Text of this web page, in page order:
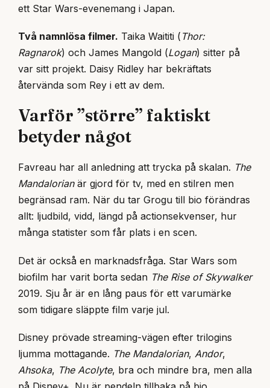
ett Star Wars-evenemang i Japan.
Två namnlösa filmer. Taika Waititi ( Thor:
Ragnarok) och James Mangold (Logan) sitter på
var sitt projekt. Daisy Ridley har bekräftats
återvända som Rey i ett av dem.
Varför ”större” faktiskt
betyder något
Favreau har all anledning att trycka på skalan. The
Mandalorianär gjord för tv, med en stilren men
begränsad ram. När du tar Grogu till bio förändras
allt: ljudbild, vidd, längd på actionsekvenser, hur
många statister som får plats i en scen.
Det är också en marknadsfråga. Star Wars som
biofilm har varit borta sedan The Rise of Skywalker
2019. Sju år är en lång paus för ett varumärke
som tidigare släppte film varje jul.
Disney prövade streaming-vägen efter trilogins
ljumma mottagande. The Mandalorian, Andor,
Ahsoka, The Acolyte, bra och mindre bra, men alla